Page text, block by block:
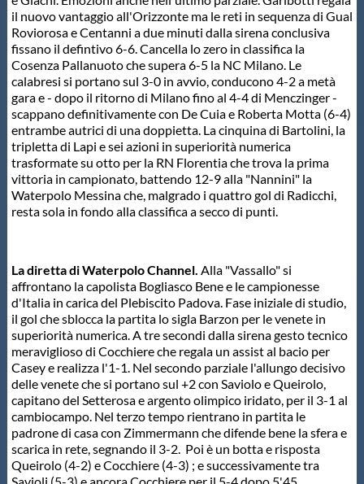
Archivio News
Flash News
Galleria fotografica
Videogallery
Intranet
Webmail
Contatti
Mappa del sito
il nuovo vantaggio all'Orizzonte ma le reti in sequenza di Gual
Roviorosa e Centanni a due minuti dalla sirena conclusiva
fissano il defintivo 6-6. Cancella lo zero in classifica la
Cosenza Pallanuoto che supera 6-5 la NC Milano. Le
calabresi si portano sul 3-0 in avvio, conducono 4-2 a metà
gara e - dopo il ritorno di Milano fino al 4-4 di Menczinger -
scappano definitivamente con De Cuia e Roberta Motta (6-4)
entrambe autrici di una doppietta. La cinquina di Bartolini, la
tripletta di Lapi e sei azioni in superiorità numerica
trasformate su otto per la RN Florentia che trova la prima
vittoria in campionato, battendo 12-9 alla "Nannini" la
Waterpolo Messina che, malgrado i quattro gol di Radicchi,
resta sola in fondo alla classifica a secco di punti.
La diretta di Waterpolo Channel. Alla "Vassallo"si
affrontano la capolista Bogliasco Bene e le campionesse
d'Italia in carica del Plebiscito Padova. Fase iniziale di studio,
il gol che sblocca la partita lo sigla Barzon per le venete in
superiorità numerica. A tre secondi dalla sirena gesto tecnico
meraviglioso di Cocchiere che regala un assist al bacio per
Casey e realizza l'1-1. Nel secondo parziale l'allungo decisivo
delle venete che si portano sul +2 con Saviolo e Queirolo,
capitano del Setterosa e argento olimpico iridato, per il 3-1 al
cambiocampo. Nel terzo tempo rientrano in partita le
padrone di casa con Zimmermann che difende bene la sfera e
scarica in rete, segnando il 3-2. Poi è un botta e risposta
Queirolo (4-2) e Cocchiere (4-3) ; e successivamente tra